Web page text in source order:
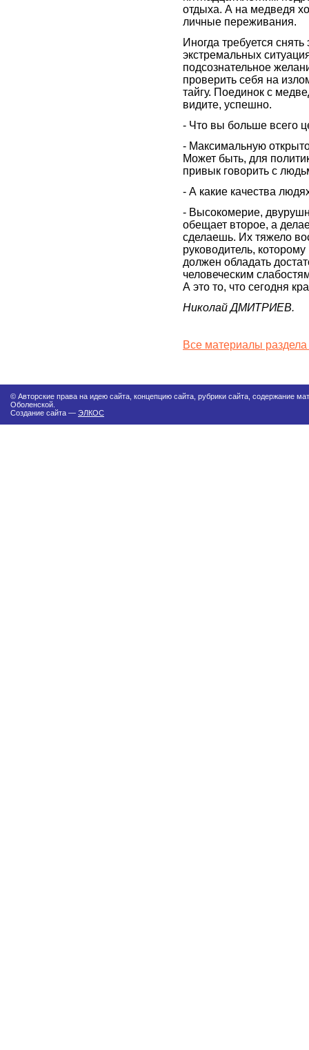
отдыха. А на медведя
личные переживания.
Иногда требуется
экстремальных
подсознательное
проверить себя на
тайгу. Поединок с
видите, успешно.
- Что вы больше всего
- Максимальную
Может быть, для
привык говорить с
- А какие качества
- Высокомерие,
обещает второе, а
сделаешь. Их тяжело
руководитель,
должен обладать
человеческим
А это то, что сегодня
Николай ДМИТРИЕВ.
Все материалы
© Авторские права на идею сайта, концепцию сайта, рубрики сайта, содержание
Оболенской.
Создание сайта — ЭЛКОС